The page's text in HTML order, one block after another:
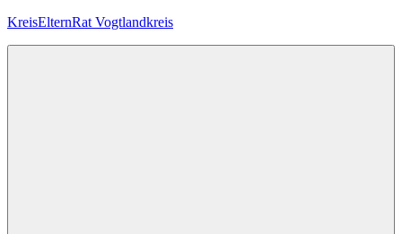
Zum
KreisElternRat Vogtlandkreis